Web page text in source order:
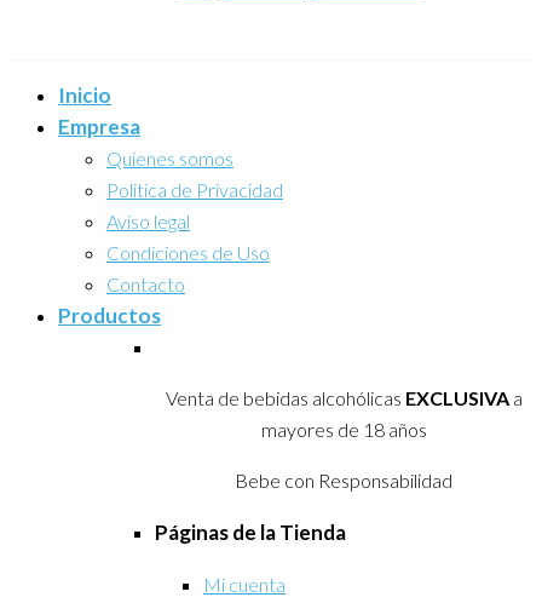
Inicio
Empresa
Quienes somos
Politica de Privacidad
Aviso legal
Condiciones de Uso
Contacto
Productos
Venta de bebidas alcohólicas EXCLUSIVAa
mayores de 18 años
Bebe con Responsabilidad
Páginas de la Tienda
Mi cuenta